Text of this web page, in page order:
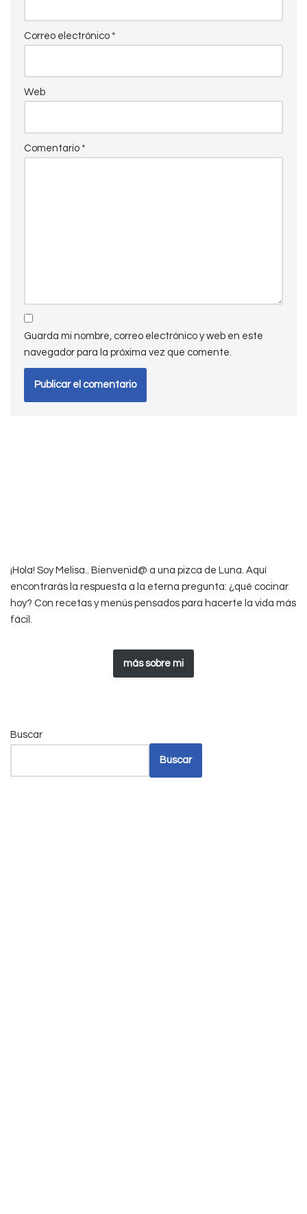
Correo electrónico *
Web
Comentario *
Guarda mi nombre, correo electrónico y web en este
navegador para la próxima vez que comente.
¡Hola! Soy Melisa.. Bienvenid@ a una pizca de Luna. Aquí
encontrarás la respuesta a la eterna pregunta: ¿qué cocinar
hoy? Con recetas y menús pensados para hacerte la vida más
fácil.
más sobre mi
Buscar
Buscar